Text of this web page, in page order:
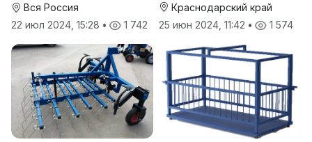
Вся Россия
22 июл 2024, 15:28 • 1 742
Краснодарский край
25 июн 2024, 11:42 • 1 574